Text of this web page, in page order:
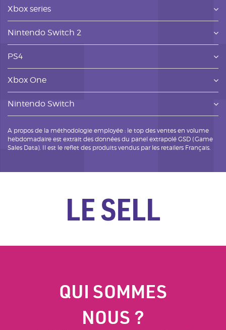
Xbox series
Nintendo Switch 2
PS4
Xbox One
Nintendo Switch
A propos de la méthodologie employée : le top des ventes en volume
hebdomadaire est extrait des données du panel extrapolé GSD (Game
Sales Data). Il est le reflet des produits vendus par les retailers Français.
LE SELL
QUI SOMMES
NOUS ?